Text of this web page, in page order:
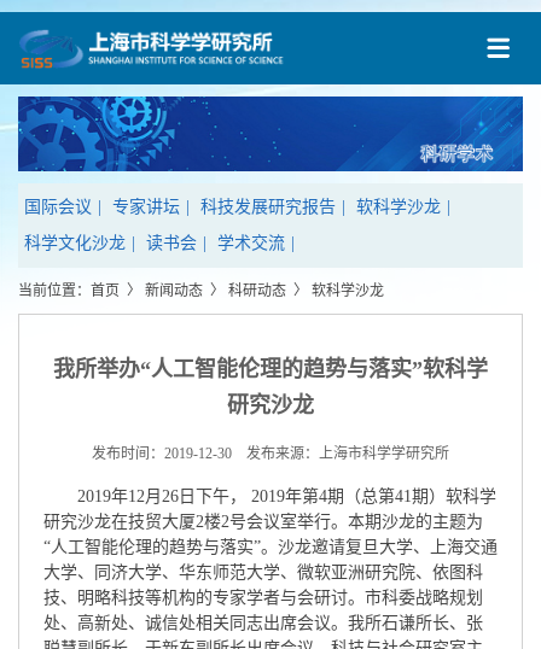
国际会议 专家讲坛 科技发展研究报告 软科学沙龙
科学文化沙龙
读书会 学术交流
当前位置： 首页 〉 新闻动态 〉 科研动态 〉 软科学沙龙
我所举办“人工智能伦理的趋势与落实”软科学
研究沙龙
发布时间：2019-12-30 发布来源：上海市科学学研究所
2019年12月26日下午， 2019年第4期（总第41期）软科学
研究沙龙在技贸大厦2楼2号会议室举行。本期沙龙的主题为
“人工智能伦理的趋势与落实”。沙龙邀请复旦大学、上海交通
大学、同济大学、华东师范大学、微软亚洲研究院、依图科
技、明略科技等机构的专家学者与会研讨。市科委战略规划
处、高新处、诚信处相关同志出席会议。我所石谦所长、张